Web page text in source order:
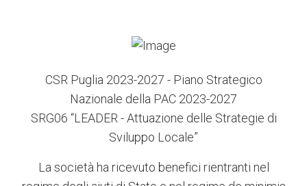
CSR Puglia 2023-2027 - Piano Strategico
Nazionale della PAC 2023-2027
SRG06 “LEADER - Attuazione delle Strategie di
Sviluppo Locale”
La società ha ricevuto benefici rientranti nel